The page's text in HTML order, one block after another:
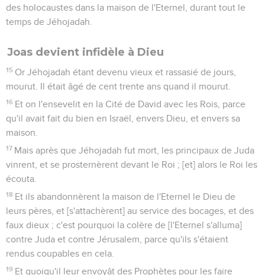
des holocaustes dans la maison de l'Eternel, durant tout le
temps de Jéhojadah.
Joas devient infidèle à Dieu
15 Or Jéhojadah étant devenu vieux et rassasié de jours,
mourut. Il était âgé de cent trente ans quand il mourut.
16 Et on l'ensevelit en la Cité de David avec les Rois, parce
qu'il avait fait du bien en Israël, envers Dieu, et envers sa
maison.
17 Mais après que Jéhojadah fut mort, les principaux de Juda
vinrent, et se prosternèrent devant le Roi ; [et] alors le Roi les
écouta.
18 Et ils abandonnèrent la maison de l'Eternel le Dieu de
leurs pères, et [s'attachèrent] au service des bocages, et des
faux dieux ; c'est pourquoi la colère de [l'Eternel s'alluma]
contre Juda et contre Jérusalem, parce qu'ils s'étaient
rendus coupables en cela.
19 Et quoiqu'il leur envoyât des Prophètes pour les faire